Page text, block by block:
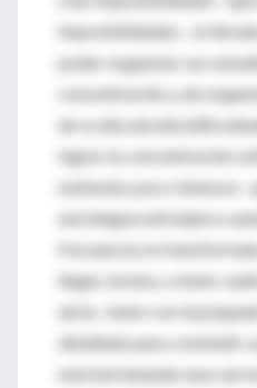
imposibilidades–, lo
poder organizar sus
concentración y de
de su discalculia
lograr la concentración
estímulos poco intensos
una lengua extranjera
frecuencia se
llegar, incluso, a tener
atrás. Junto con el
detallado para combatir
está terminando una